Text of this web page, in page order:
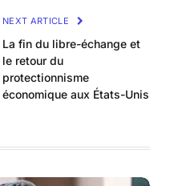
NEXT ARTICLE
La fin du libre-échange et
le retour du
protectionnisme
économique aux États-Unis